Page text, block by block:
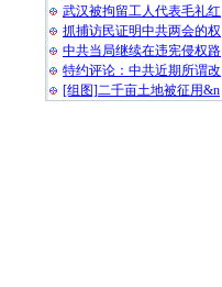
武汉被拘留工人代表毛礼红
抓捕访民证明中共两会的权
中共当局继续在违宪侵权路
特约评论：中共近期所谓改
[组图]二千亩土地被征用&n